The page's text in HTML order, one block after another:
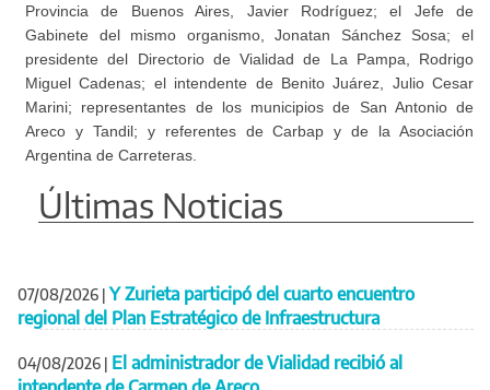
Provincia de Buenos Aires, Javier Rodríguez; el Jefe de
Gabinete del mismo organismo, Jonatan Sánchez Sosa; el
presidente del Directorio de Vialidad de La Pampa, Rodrigo
Miguel Cadenas; el intendente de Benito Juárez, Julio Cesar
Marini; representantes de los municipios de San Antonio de
Areco y Tandil; y referentes de Carbap y de la Asociación
Argentina de Carreteras.
Últimas Noticias
07/08/2026 | Y Zurieta participó del cuarto encuentro
regional del Plan Estratégico de Infraestructura
04/08/2026 | El administrador de Vialidad recibió al